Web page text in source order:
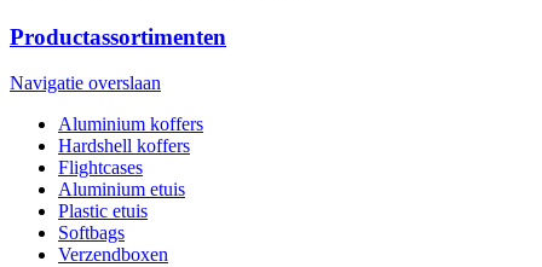
Productassortimenten
Navigatie overslaan
Aluminium koffers
Hardshell koffers
Flightcases
Aluminium etuis
Plastic etuis
Softbags
Verzendboxen